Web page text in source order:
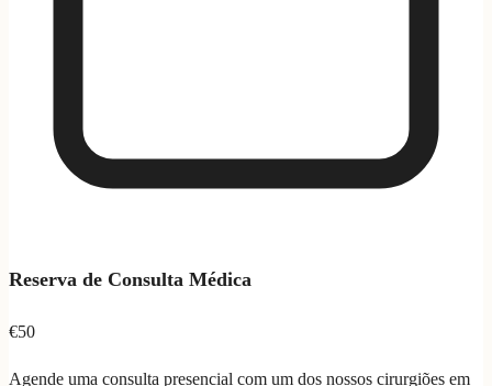
Reserva de Consulta Médica
€50
Agende uma consulta presencial com um dos nossos cirurgiões em